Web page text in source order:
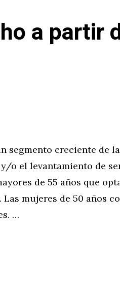
a partir
segmento creciente de
o el levantamiento de
de 55 años que
mujeres de 50 años
…